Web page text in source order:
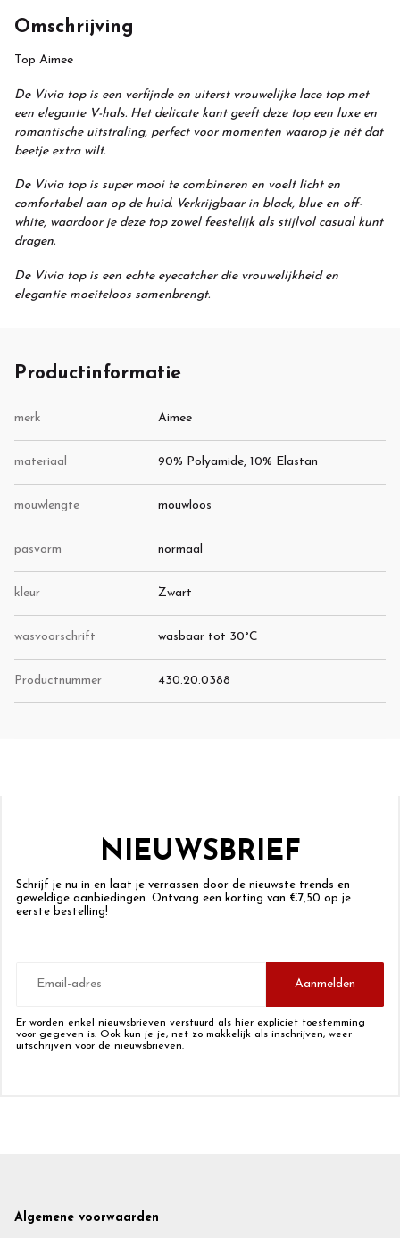
Omschrijving
Top Aimee
De Vivia top is een verfijnde en uiterst vrouwelijke lace top met
een elegante V-hals. Het delicate kant geeft deze top een luxe en
romantische uitstraling, perfect voor momenten waarop je nét dat
beetje extra wilt.
De Vivia top is super mooi te combineren en voelt licht en
comfortabel aan op de huid. Verkrijgbaar in black, blue en off-
white, waardoor je deze top zowel feestelijk als stijlvol casual kunt
dragen.
De Vivia top is een echte eyecatcher die vrouwelijkheid en
elegantie moeiteloos samenbrengt.
Productinformatie
merk Aimee
materiaal 90% Polyamide, 10% Elastan
mouwlengte mouwloos
pasvorm normaal
kleur Zwart
wasvoorschrift wasbaar tot 30°C
Productnummer 430.20.0388
NIEUWSBRIEF
Schrijf je nu in en laat je verrassen door de nieuwste trends en
geweldige aanbiedingen. Ontvang een korting van €7,50 op je
eerste bestelling!
mailadres
Aanmelden
Er worden enkel nieuwsbrieven verstuurd als hier expliciet toestemming
voor gegeven is. Ook kun je je, net zo makkelijk als inschrijven, weer
uitschrijven voor de nieuwsbrieven.
Footer
Algemene voorwaarden